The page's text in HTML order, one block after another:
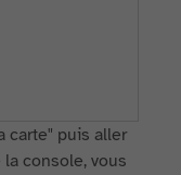
carte" puis aller
console, vous